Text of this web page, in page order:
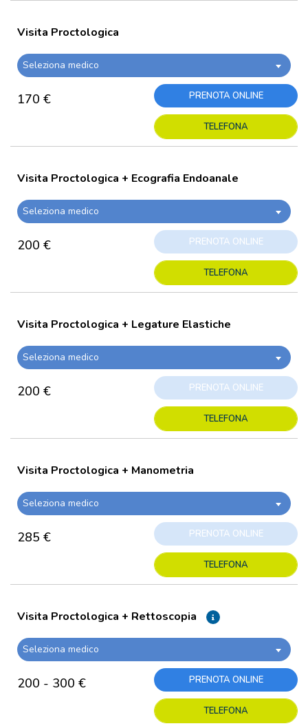
Visita Proctologica
Seleziona medico
170 € PRENOTA ONLINE
TELEFONA
Visita Proctologica + Ecografia Endoanale
Seleziona medico
200 € PRENOTA ONLINE
TELEFONA
Visita Proctologica + Legature Elastiche
Seleziona medico
200 € PRENOTA ONLINE
TELEFONA
Visita Proctologica + Manometria
Seleziona medico
285 € PRENOTA ONLINE
TELEFONA
Visita Proctologica + Rettoscopia
Seleziona medico
200 - 300 € PRENOTA ONLINE
TELEFONA